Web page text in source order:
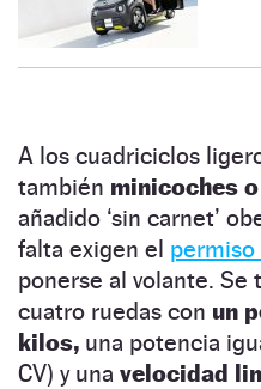
A los cuadriciclos
también minicoches
añadido ‘sin carnet’
falta exigen el
ponerse al volante. Se
cuatro ruedas con un
kilos, una potencia
CV) y una velocidad